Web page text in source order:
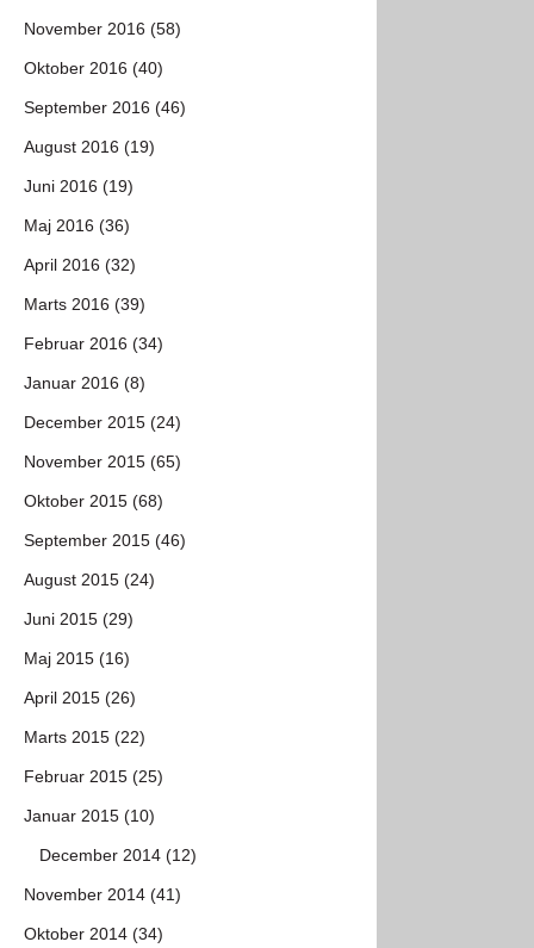
November 2016 (58)
Oktober 2016 (40)
September 2016 (46)
August 2016 (19)
Juni 2016 (19)
Maj 2016 (36)
April 2016 (32)
Marts 2016 (39)
Februar 2016 (34)
Januar 2016 (8)
December 2015 (24)
November 2015 (65)
Oktober 2015 (68)
September 2015 (46)
August 2015 (24)
Juni 2015 (29)
Maj 2015 (16)
April 2015 (26)
Marts 2015 (22)
Februar 2015 (25)
Januar 2015 (10)
December 2014 (12)
November 2014 (41)
Oktober 2014 (34)